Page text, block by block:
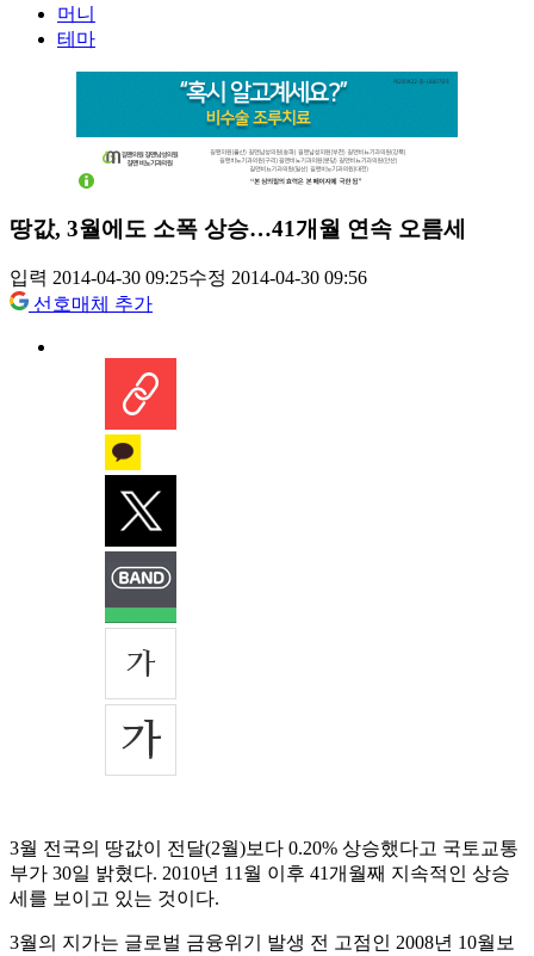
머니
테마
땅값, 3월에도 소폭 상승…41개월 연속 오름세
입력 2014-04-30 09:25수정 2014-04-30 09:56
선호매체 추가
3월 전국의 땅값이 전달(2월)보다 0.20% 상승했다고 국토교통
부가 30일 밝혔다. 2010년 11월 이후 41개월째 지속적인 상승
세를 보이고 있는 것이다.
3월의 지가는 글로벌 금융위기 발생 전 고점인 2008년 10월보